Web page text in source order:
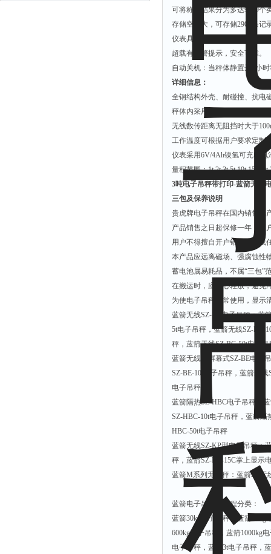
可将称重结果分为多达9999个
存储空间大，可存储2900
条记
仪表具有秤体低电压和仪表电
超载有报警提示，安全可靠。
自动关机：当秤体静置达
小
详细信息：
全钢结构外壳、耐碰撞、抗电
秤体内采用了本公司 产品
无线数传距离无阻挡时大于
工作温度可根据用户要求定制
仪表采用6V/4Ah镍氢可充电电
量程范围：
3吨电子吊秤带打印-蓝箭无线
三包及保养说明
贵虎牌电子吊秤在国内销售属
产品销售之日超保修一年，用
用户不得擅自开户铅封，造成
本产品应远离磁场、强腐蚀性
蓄电池属易耗品，不属“三包”
在搬运时，应小心轻放，避免
为使电子吊秤正常使用，显示
蓝箭无线SZ-BC
电子吊秤：蓝
5t电子吊秤，蓝箭无线SZ-BC-
秤，蓝箭无线SZ-BC-50t电子吊
蓝箭无线大屏幕式SZ-BE电子
SZ-BE-10t
电子吊秤，蓝箭无线
电子吊秤
蓝箭隔热SZ-HBC电子吊秤：
SZ-HBC-10t电子吊秤，蓝箭隔
HBC-50t电子吊秤
蓝箭无线SZ-KP型电子吊秤：
秤，蓝箭SZ-KP-15C掌上显示
蓝箭M系列无线秤：蓝箭32t
蓝箭电子吊秤按量程分类：
蓝箭30kg 电子吊秤，蓝箭
600kg电子吊秤，蓝箭1000kg
电子吊秤，蓝箭 3t电子吊秤，